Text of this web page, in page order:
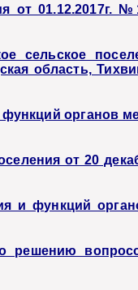
от 01.12.2017г.
сельское
область,
органов
от 20
функций